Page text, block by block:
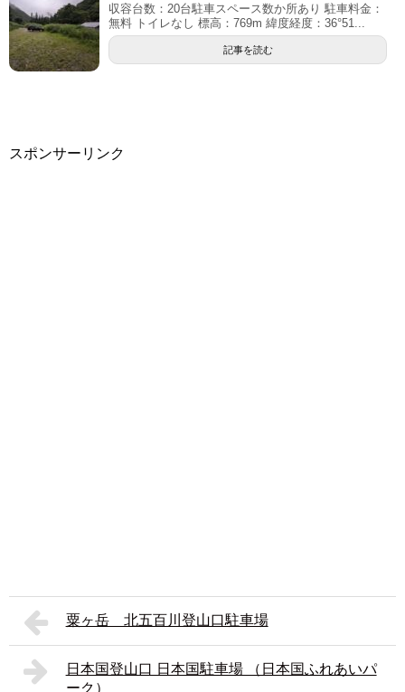
収容台数：20台駐車スペース数か所あり 駐車料金：
無料 トイレなし 標高：769m 緯度経度：36°51...
記事を読む
スポンサーリンク
粟ヶ岳 北五百川登山口駐車場
日本国登山口 日本国駐車場 （日本国ふれあいパ
ーク）